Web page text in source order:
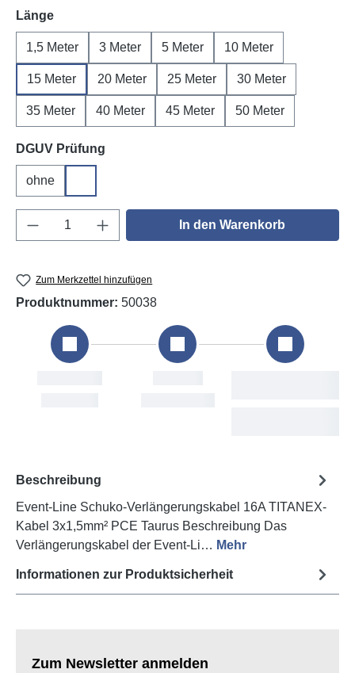
Längeauswählen
1,5 Meter 3 Meter 5 Meter 10 Meter
15 Meter 20 Meter 25 Meter 30 Meter
35 Meter 40 Meter 45 Meter 50 Meter
DGUV Prüfung
ohne
Produkt Anzahl: Gib den gewünschten
In den Warenkorb
Zum Merkzettel hinzufügen
Produktnummer: 50038
Beschreibung
Event-Line Schuko-Verlängerungskabel 16A TITANEX-
Kabel 3x1,5mm² PCE Taurus Beschreibung Das
Verlängerungskabel der Event-Li… Mehr
Informationen zur Produktsicherheit
Zum Newsletter anmelden